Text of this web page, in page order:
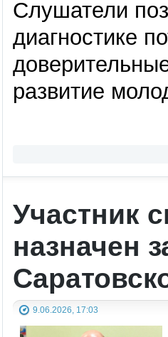
Слушатели
диагностике
развитие
Участник
назначен
9.06.2026, 17:03